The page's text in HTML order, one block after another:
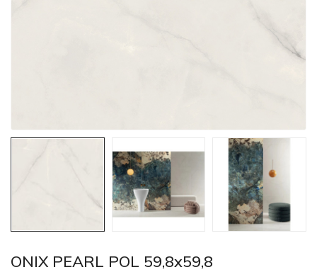
ONIX PEARL POL 59,8x59,8